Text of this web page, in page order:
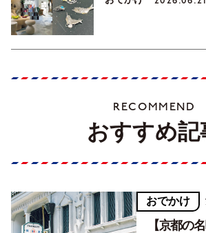
RECOMMEND
おすすめ記
おでかけ
【京都の